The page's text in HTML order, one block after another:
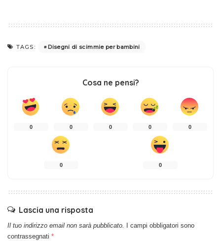
TAGS: Disegni di scimmie per bambini
Cosa ne pensi?
0 0 0 0 0
0 0
Lascia una risposta
Il tuo indirizzo email non sarà pubblicato.
I campi obbligatori sono
contrassegnati *